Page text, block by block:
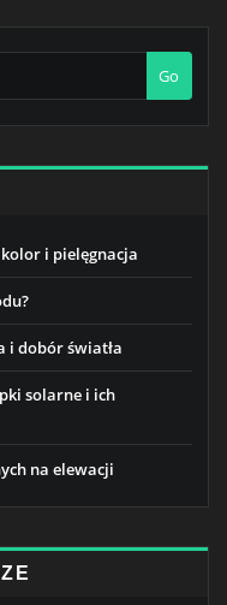
Go
i pielęgnacja
i dobór światła
solarne i ich
na elewacji